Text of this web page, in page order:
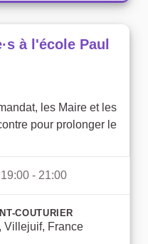
à l'école Paul
les Maire et les
pour prolonger le
19:00 - 21:00
COUTURIER
Villejuif, France